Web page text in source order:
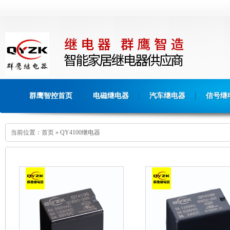
群鹰智控首页 电磁继电器 汽车继电器 信号继
当前位置： 首页 » QY4100继电器